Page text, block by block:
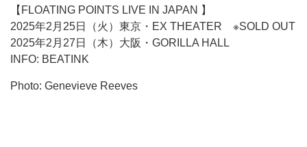
【FLOATING POINTS LIVE IN JAPAN 】
2025年2月25日（火）東京・EX THEATER ※SOLD OUT
2025年2月27日（木）大阪・GORILLA HALL
INFO: BEATINK
Photo: Genevieve Reeves